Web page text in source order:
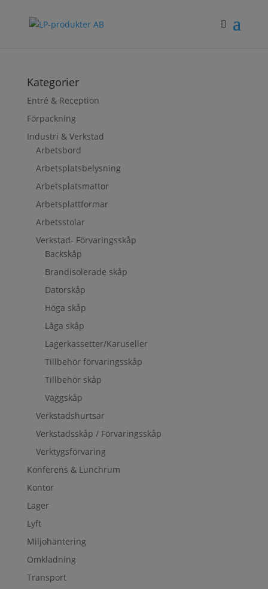
Kategorier
Entré & Reception
Förpackning
Industri & Verkstad
Arbetsbord
Arbetsplatsbelysning
Arbetsplatsmattor
Arbetsplattformar
Arbetsstolar
Verkstad- Förvaringsskåp
Backskåp
Brandisolerade skåp
Datorskåp
Höga skåp
Låga skåp
Lagerkassetter/Karuseller
Tillbehör förvaringsskåp
Tillbehör skåp
Väggskåp
Verkstadshurtsar
Verkstadsskåp / Förvaringsskåp
Verktygsförvaring
Konferens & Lunchrum
Kontor
Lager
Lyft
Miljöhantering
Omklädning
Transport